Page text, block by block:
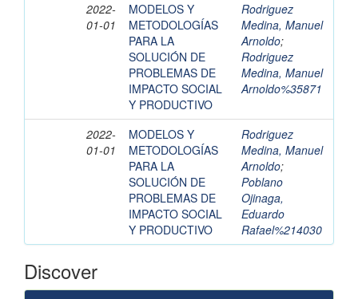
2022-
01-01
MODELOS Y
METODOLOGÍAS
PARA LA
SOLUCIÓN DE
PROBLEMAS DE
IMPACTO SOCIAL
Y PRODUCTIVO
Rodriguez
Medina, Manuel
Arnoldo;
Rodriguez
Medina, Manuel
Arnoldo%35871
2022-
01-01
MODELOS Y
METODOLOGÍAS
PARA LA
SOLUCIÓN DE
PROBLEMAS DE
IMPACTO SOCIAL
Y PRODUCTIVO
Rodriguez
Medina, Manuel
Arnoldo;
Poblano
Ojinaga,
Eduardo
Rafael%214030
Discover